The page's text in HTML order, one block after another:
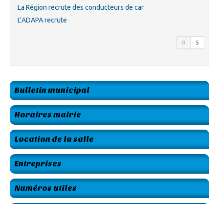
La Région recrute des conducteurs de car
L’ADAPA recrute
0 5
Bulletin municipal
Horaires mairie
Location de la salle
Entreprises
Numéros utiles